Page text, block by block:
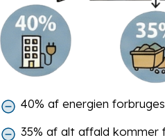
40% af energien
35% af alt affald kommer